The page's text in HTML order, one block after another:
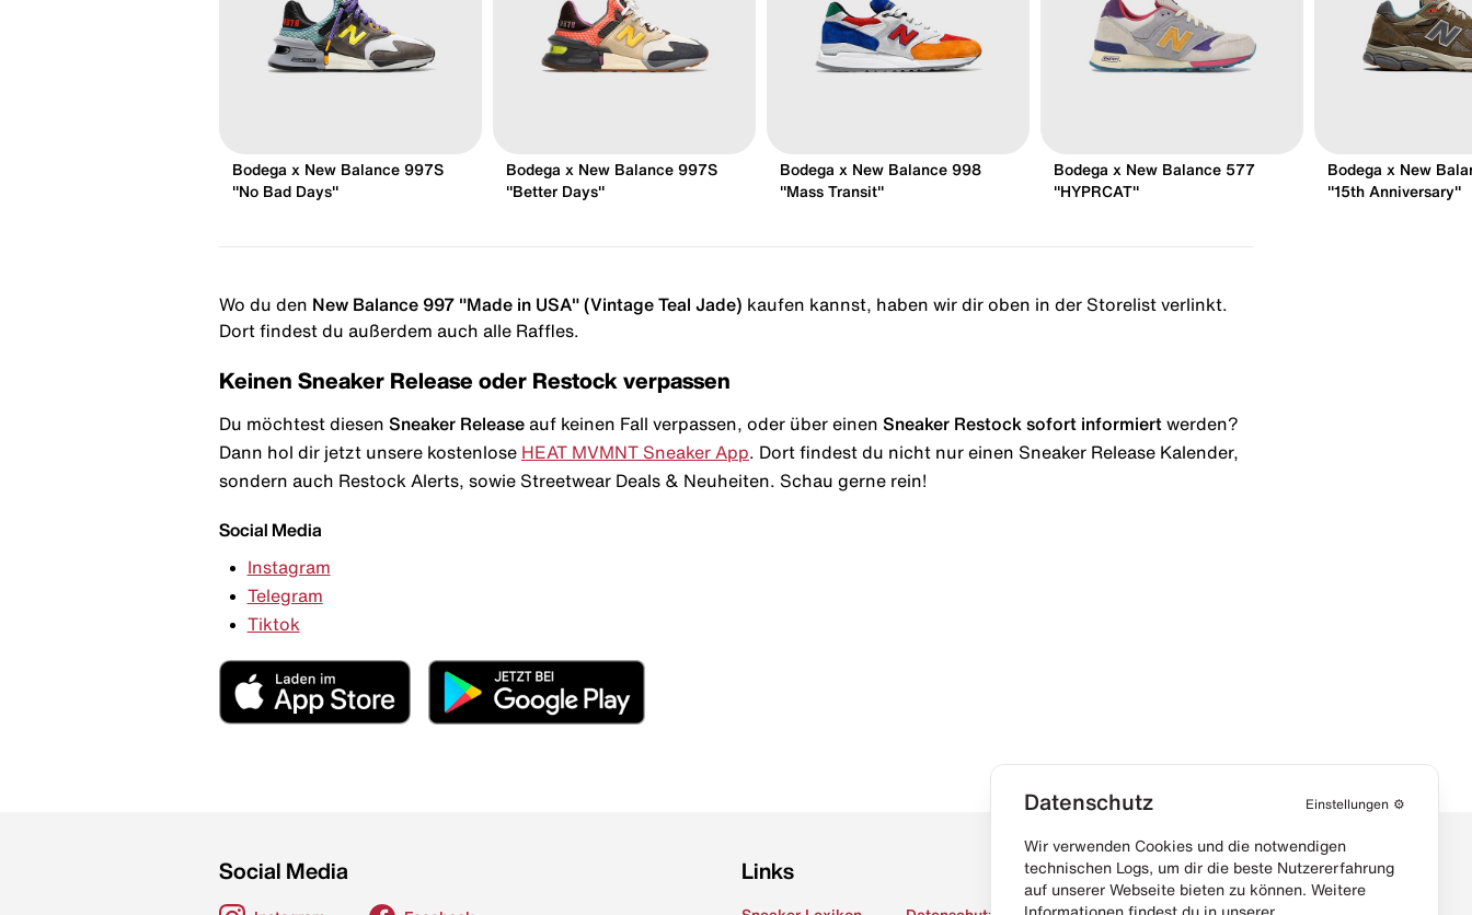
Bodega x New Balance 997S
"No Bad Days"
Bodega x New Balance 997S
"Better Days"
Bodega x New Balance 998
"Mass Transit"
Bodega x New Balance 577
"HYPRCAT"
Bodega x New
"15th Anniversary"
Wo du den New Balance 997 "Made in USA" (Vintage Teal Jade) kaufen kannst, haben wir dir oben in der Storelist verlinkt.
Dort findest du außerdem auch alle Raffles.
Keinen Sneaker Release oder Restock verpassen
Du möchtest diesen Sneaker Release auf keinen Fall verpassen, oder über einen Sneaker Restock sofort informiert werden?
Dann hol dir jetzt unsere kostenlose HEAT MVMNT Sneaker App . Dort findest du nicht nur einen Sneaker Release Kalender,
sondern auch Restock Alerts, sowie Streetwear Deals & Neuheiten. Schau gerne rein!
Social Media
Instagram
Telegram
Tiktok
Social Media Links
Datenschutz Einstellungen ⚙️
Wir verwenden Cookies und die notwendigen
technischen Logs, um dir die beste Nutzererfahrung
auf unserer Webseite bieten zu können. Weitere
Informationen findest du in unserer